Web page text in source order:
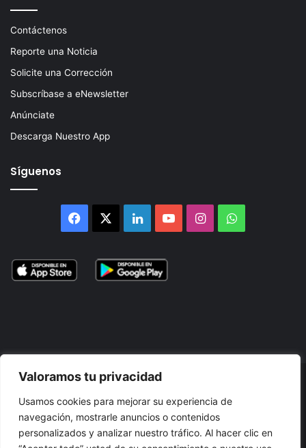
Valoramos tu privacidad
Usamos cookies para mejorar su experiencia de
navegación, mostrarle anuncios o contenidos
personalizados y analizar nuestro tráfico. Al hacer clic en
Contáctenos
Reporte una Noticia
Solicite una Corrección
Subscríbase a eNewsletter
Anúnciate
Descarga Nuestro App
Síguenos
Facebook LinkedInYouTubeInstagramWhatsApp
su reproducción total o parcial, así como su traducción a cualquier
idioma sin nuestra autorización escrita.